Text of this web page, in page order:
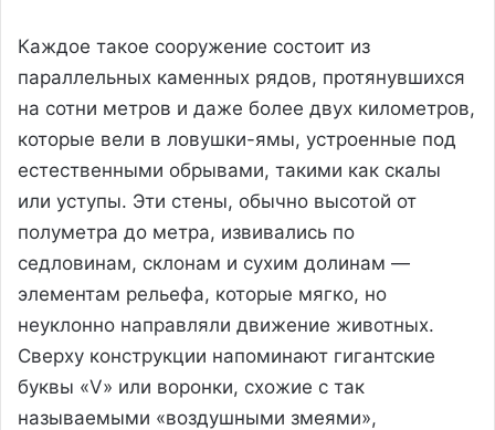
Каждое такое сооружение состоит из
параллельных каменных рядов, протянувшихся
на сотни метров и даже более двух километров,
которые вели в ловушки-ямы, устроенные под
естественными обрывами, такими как скалы
или уступы. Эти стены, обычно высотой от
полуметра до метра, извивались по
седловинам, склонам и сухим долинам —
элементам рельефа, которые мягко, но
неуклонно направляли движение животных.
Сверху конструкции напоминают гигантские
буквы «V» или воронки, схожие с так
называемыми «воздушными змеями»,